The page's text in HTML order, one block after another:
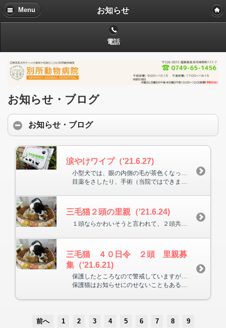
Menu お知らせ
電話
お知らせ・ブログ
お知らせ・ブログ
涙やけワイプ（'21.6.27)
小型犬では、眼の内側の毛が茶色くなっている仔をよく見かけます。これは、涙が鼻へ通じている鼻涙管が細いため、涙がこぼれてしまって毛を染めてしまうためです。
目薬をさしたり、手術（当院ではできません）をして改善されるケースもありますが、涙やけふきとりワイプがカナダから入荷できるようになりました。御希望の方は受付で御相談下さい。
三毛猫２頭の里親（'21.6.24)
三毛猫 ４０日令 ２頭 里親募
集（'21.6.21)
保護したところなので警戒していますが、仔猫なのでもうすぐ人になれます。今回は写真はのせていませんが、きれいな三毛でかわいいです。病院にいますので、里親になって下さる方は受付まで。
保護猫はお知らせにのせないこともあるので、猫を飼ってみたい方は待合室の里親ボードを見に来られるか、TELでお問い合わせ下さい。
前へ 1 2 3 4 5 6 7 8
9